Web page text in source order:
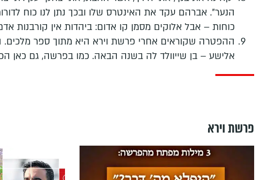
הנער״. אברהם עקד את האינטרס שלו ובכך נתן לנו כוח
כוחות – אבל אלוקים מסמן קו אדום: ביהדות אין קורבנות
ההפטרה שקוראים אחרי פרשת וירא היא מתוך ספר
אלישע – בן שייוולד לה בשנה הבאה. כמו בפרשה, גם כאן
פרשת וירא